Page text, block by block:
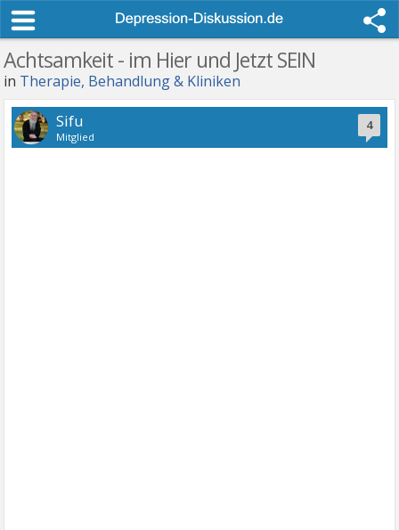
Achtsamkeit - im Hier und Jetzt SEIN
in Therapie, Behandlung & Kliniken
4
Sifu
Mitglied